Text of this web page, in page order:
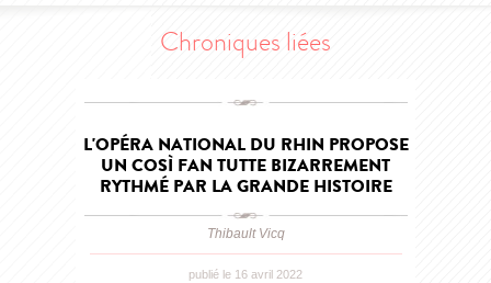
Chroniques liées
L'OPÉRA NATIONAL DU RHIN PROPOSE
UN COSÌ FAN TUTTE BIZARREMENT
RYTHMÉ PAR LA GRANDE HISTOIRE
Thibault Vicq
publié le 16 avril 2022